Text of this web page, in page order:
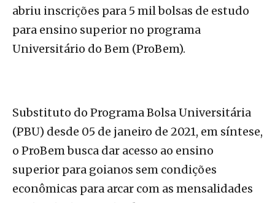
abriu inscrições para 5 mil bolsas de estudo
para ensino superior no programa
Universitário do Bem (ProBem).
Substituto do Programa Bolsa Universitária
(PBU) desde 05 de janeiro de 2021, em síntese,
o ProBem busca dar acesso ao ensino
superior para goianos sem condições
econômicas para arcar com as mensalidades